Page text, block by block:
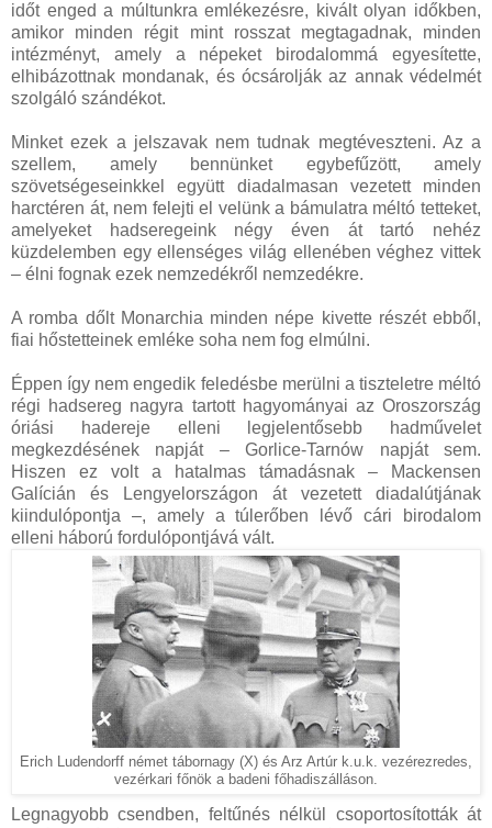
időt enged a múltunkra emlékezésre, kivált olyan időkben,
amikor minden régit mint rosszat megtagadnak, minden
intézményt, amely a népeket birodalommá egyesítette,
elhibázottnak mondanak, és ócsárolják az annak védelmét
szolgáló szándékot.
Minket ezek a jelszavak nem tudnak megtéveszteni. Az a
szellem, amely bennünket egybefűzött, amely
szövetségeseinkkel együtt diadalmasan vezetett minden
harctéren át, nem felejti el velünk a bámulatra méltó tetteket,
amelyeket hadseregeink négy éven át tartó nehéz
küzdelemben egy ellenséges világ ellenében véghez vittek
– élni fognak ezek nemzedékről nemzedékre.
A romba dőlt Monarchia minden népe kivette részét ebből,
fiai hőstetteinek emléke soha nem fog elmúlni.
Éppen így nem engedik feledésbe merülni a tiszteletre méltó
régi hadsereg nagyra tartott hagyományai az Oroszország
óriási hadereje elleni legjelentősebb hadművelet
megkezdésének napját – Gorlice-Tarnów napját sem.
Hiszen ez volt a hatalmas támadásnak – Mackensen
Galícián és Lengyelországon át vezetett diadalútjának
kiindulópontja –, amely a túlerőben lévő cári birodalom
elleni háború fordulópontjává vált.
Erich Ludendorff német tábornagy (X) és Arz Artúr k.u.k. vezérezredes,
vezérkari főnök a badeni főhadiszálláson.
Legnagyobb csendben, feltűnés nélkül csoportosították át